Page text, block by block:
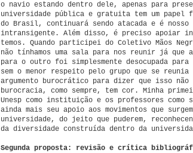
o navio estando dentro dele, apenas para
universidade pública e gratuita tem um papel
do Brasil, continuará sendo atacada e é nosso
intransigente. Além disso, é preciso apoiar
temos. Quando participei do Coletivo Mãos
não tínhamos uma sala para nos reunir já que a
para o outro foi simplesmente desocupada
sem o menor respeito pelo grupo que se reunia
argumento burocrático para dizer que isso não
burocracia, como sempre, tem cor. Minha
Unesp como instituição e os professores como
ainda mais seu apoio aos movimentos que
universidade, do jeito que puderem,
da diversidade construída dentro da
Segunda proposta: revisão e crítica